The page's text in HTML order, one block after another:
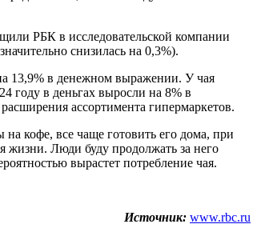
РБК в исследовательской компании
снизилась на 0,3%).
13,9% в денежном выражении. У чая
году в деньгах выросли на 8% в
ассортимента гипермаркетов.
кофе, все чаще готовить его дома, при
жизни. Люди буду продолжать за него
вырастет потребление чая.
Источник: www.rbc.ru